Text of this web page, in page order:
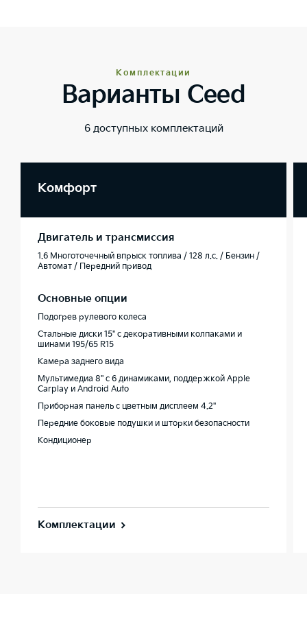
Комплектации
Варианты Ceed
6 доступных комплектаций
Комфорт
Двигатель и трансмиссия
1.6 Многоточечный впрыск топлива / 128 л.с. / Бензин /
Автомат / Передний привод
Основные опции
Подогрев рулевого колеса
Стальные диски 15" с декоративными колпаками и
шинами 195/65 R15
Камера заднего вида
Мультимедиа 8'' с 6 динамиками, поддержкой Apple
Carplay и Android Auto
Приборная панель c цветным дисплеем 4.2''
Передние боковые подушки и шторки безопасности
Кондиционер
Комплектации